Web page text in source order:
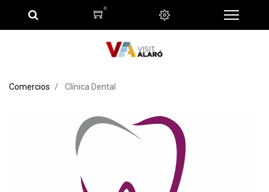
0
Comercios Clínica Dental